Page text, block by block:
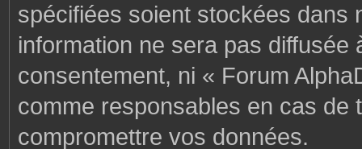
spécifiées soient stockées dans
information ne sera pas
consentement, ni « Forum
comme responsables en cas de
compromettre vos données.